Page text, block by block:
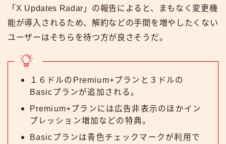
「X Updates Radar」の報告によると、まもなく変更機
能が導入されるため、解約などの手間を増やしたくない
ユーザーはそちらを待つ方が良さそうだ。
１６ドルのPremium+プランと３ドルの
Basicプランが追加される。
Premium+プランには広告非表示のほかイン
プレッション増加などの特典。
Basicプランは青色チェックマークが利用で